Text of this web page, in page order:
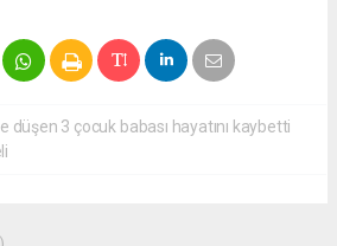
düşen 3 çocuk babası hayatını kaybetti